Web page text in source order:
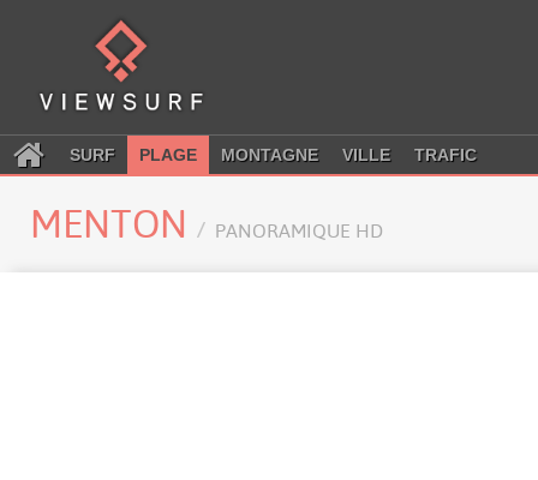
SURF PLAGE MONTAGNE VILLE TRAFIC
MENTON PANORAMIQUE HD